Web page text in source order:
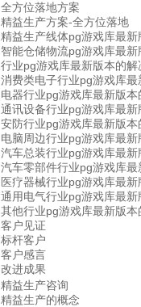
全方位落地方案
精益生产方案-全方位落地
精益生产线体pg游戏库最新
智能仓储物流pg游戏库最
行业pg游戏库最新版本的解
消费类电子行业pg游戏库
电器行业pg游戏库最新版本
通讯设备行业pg游戏库最新
安防行业pg游戏库最新版本
电脑周边行业pg游戏库最
汽车总装行业pg游戏库最新
汽车零部件行业pg游戏库
医疗器械行业pg游戏库最
通用电气行业pg游戏库最新
其他行业pg游戏库最新版本
客户见证
标杆客户
客户感言
改进成果
精益生产咨询
精益生产的概念